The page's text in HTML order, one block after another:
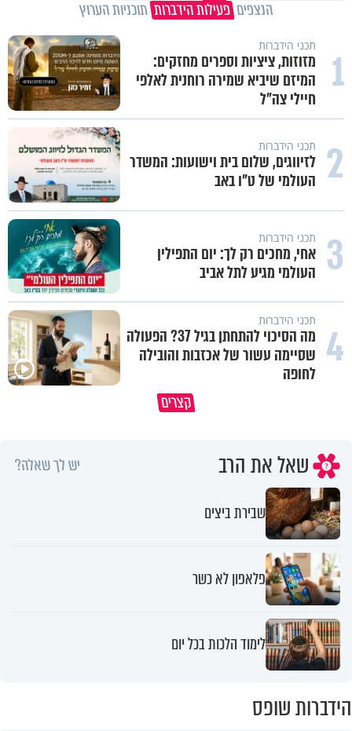
הנצפים פעילות הידברות תוכניות הערוץ
1 תכני הידברות
מזוזות, ציציות וספרים מחזקים:
המיזם שיביא שמירה רוחנית לאלפי
חיילי צה"ל
2 תכני הידברות
לזיווגים, שלום בית וישועות: המשדר
העולמי של ט"ו באב
3 תכני הידברות
אחי, מחכים רק לך: יום התפילין
העולמי מגיע לתל אביב
4 תכני הידברות
מה הסיכוי להתחתן בגיל 37? הפעולה
שסיימה עשור של אכזבות והובילה
לחופה
קצרים
כך תשמרו על עצמכם ועל בני
שאל את הרב יש לך שאלה?
שבירת ביצים
פלאפון לא כשר
לימוד הלכות בכל יום
הידברות שופס